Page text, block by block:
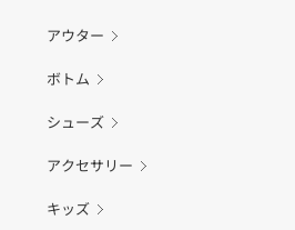
アウター
ボトム
シューズ
アクセサリー
キッズ